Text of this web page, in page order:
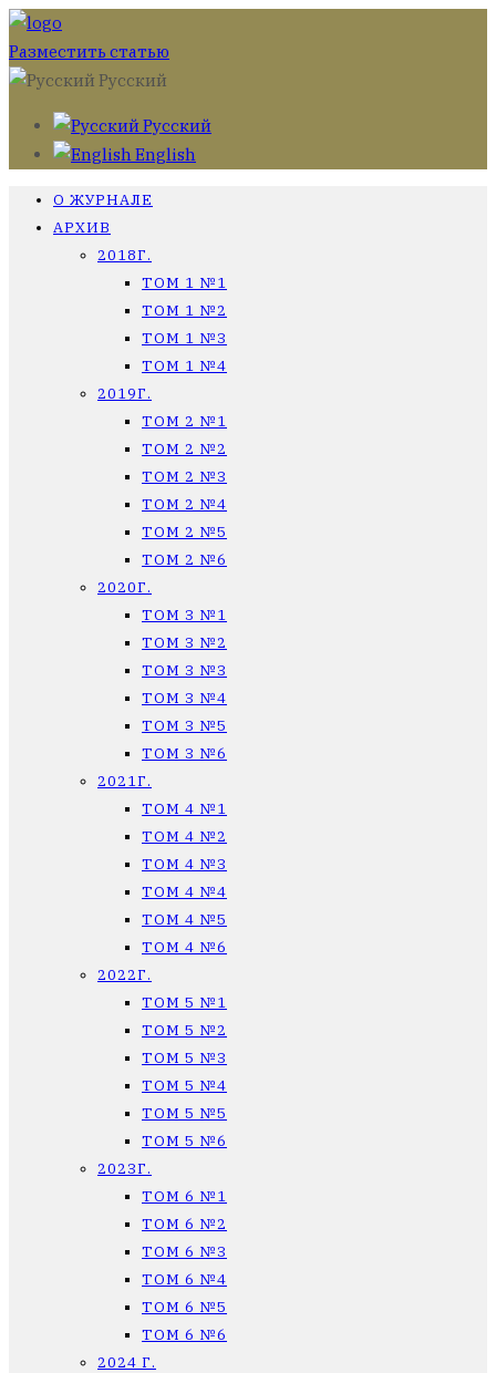
Разместить статью
Русский
Русский
English
О ЖУРНАЛЕ
АРХИВ
2018Г.
ТОМ 1 №1
ТОМ 1 №2
ТОМ 1 №3
ТОМ 1 №4
2019Г.
ТОМ 2 №1
ТОМ 2 №2
ТОМ 2 №3
ТОМ 2 №4
ТОМ 2 №5
ТОМ 2 №6
2020Г.
ТОМ 3 №1
ТОМ 3 №2
ТОМ 3 №3
ТОМ 3 №4
ТОМ 3 №5
ТОМ 3 №6
2021Г.
ТОМ 4 №1
ТОМ 4 №2
ТОМ 4 №3
ТОМ 4 №4
ТОМ 4 №5
ТОМ 4 №6
2022Г.
ТОМ 5 №1
ТОМ 5 №2
ТОМ 5 №3
ТОМ 5 №4
ТОМ 5 №5
ТОМ 5 №6
2023Г.
ТОМ 6 №1
ТОМ 6 №2
ТОМ 6 №3
ТОМ 6 №4
ТОМ 6 №5
ТОМ 6 №6
2024 Г.